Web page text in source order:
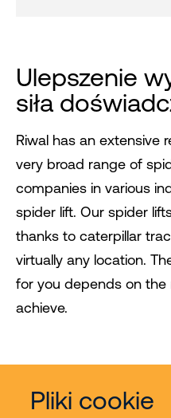
Pliki cookie
Ulepszenie
siła
Riwal has an extensive
very broad range of
companies in various
spider lift. Our spider
thanks to caterpillar
virtually any location.
for you depends on the
achieve.